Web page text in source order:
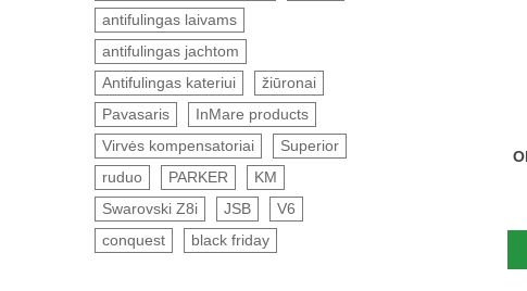
antifulingas laivams
antifulingas jachtom
Antifulingas kateriui
žiūronai
Pavasaris
InMare products
Virvės kompensatoriai
Superior
ruduo
PARKER
KM
Swarovski Z8i
JSB
V6
conquest
black friday